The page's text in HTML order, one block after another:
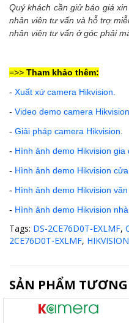
Quý khách cần giử báo giá
nhân viên tư vấn và hỗ trợ
nhân viên tư vấn ở góc phải
=>> Tham khảo thêm:
- Xuất xứ camera Hikvision
- Video demo camera Hikvision
- Giải pháp camera Hikvision
- Hình ảnh demo Hikvision gia
- Hình ảnh demo Hikvision
- Hình ảnh demo Hikvision
- Hình ảnh demo Hikvision
Tags: DS-2CE76D0T-EXLMF,
2CE76D0T-EXLMF,
SẢN PHẨM